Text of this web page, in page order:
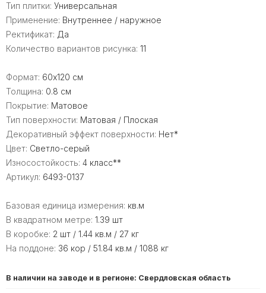
Тип плитки: Универсальная
Применение: Внутреннее / наружное
Ректификат: Да
Количество вариантов рисунка: 11
Формат: 60x120 см
Толщина: 0.8 см
Покрытие: Матовое
Тип поверхности: Матовая / Плоская
Декоративный эффект поверхности: Нет*
Цвет: Светло-серый
Износостойкость: 4 класс**
Артикул: 6493-0137
Базовая единица измерения: кв.м
В квадратном метре: 1.39 шт
В коробке: 2 шт / 1.44 кв.м / 27 кг
На поддоне: 36 кор / 51.84 кв.м / 1088 кг
В наличии на заводе и в регионе: Свердловская область